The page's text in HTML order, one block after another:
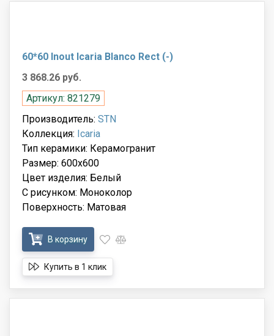
60*60 Inout Icaria Blanco Rect (-)
3 868.26 руб.
Артикул: 821279
Производитель: STN
Коллекция: Icaria
Тип керамики: Керамогранит
Размер: 600x600
Цвет изделия: Белый
С рисунком: Моноколор
Поверхность: Матовая
В корзину
Купить в 1 клик